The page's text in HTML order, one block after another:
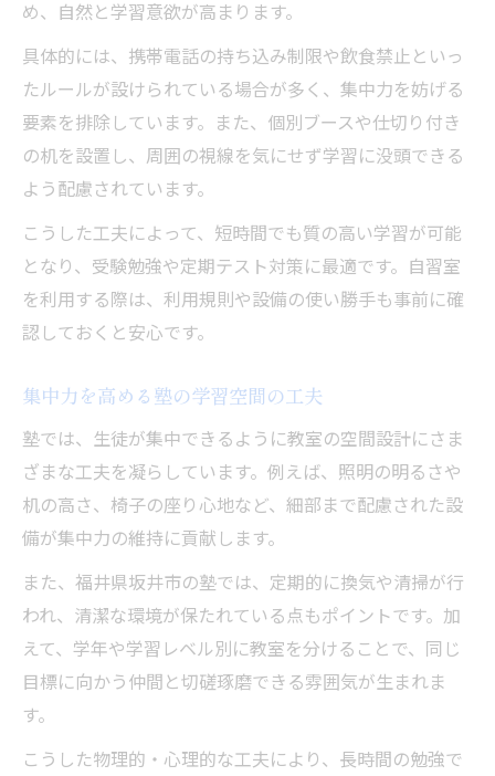
め、自然と学習意欲が高まります。
具体的には、携帯電話の持ち込み制限や飲食禁止といっ
たルールが設けられている場合が多く、集中力を妨げる
要素を排除しています。また、個別ブースや仕切り付き
の机を設置し、周囲の視線を気にせず学習に没頭できる
よう配慮されています。
こうした工夫によって、短時間でも質の高い学習が可能
となり、受験勉強や定期テスト対策に最適です。自習室
を利用する際は、利用規則や設備の使い勝手も事前に確
認しておくと安心です。
集中力を高める塾の学習空間の工夫
塾では、生徒が集中できるように教室の空間設計にさま
ざまな工夫を凝らしています。例えば、照明の明るさや
机の高さ、椅子の座り心地など、細部まで配慮された設
備が集中力の維持に貢献します。
また、福井県坂井市の塾では、定期的に換気や清掃が行
われ、清潔な環境が保たれている点もポイントです。加
えて、学年や学習レベル別に教室を分けることで、同じ
目標に向かう仲間と切磋琢磨できる雰囲気が生まれま
す。
こうした物理的・心理的な工夫により、長時間の勉強で